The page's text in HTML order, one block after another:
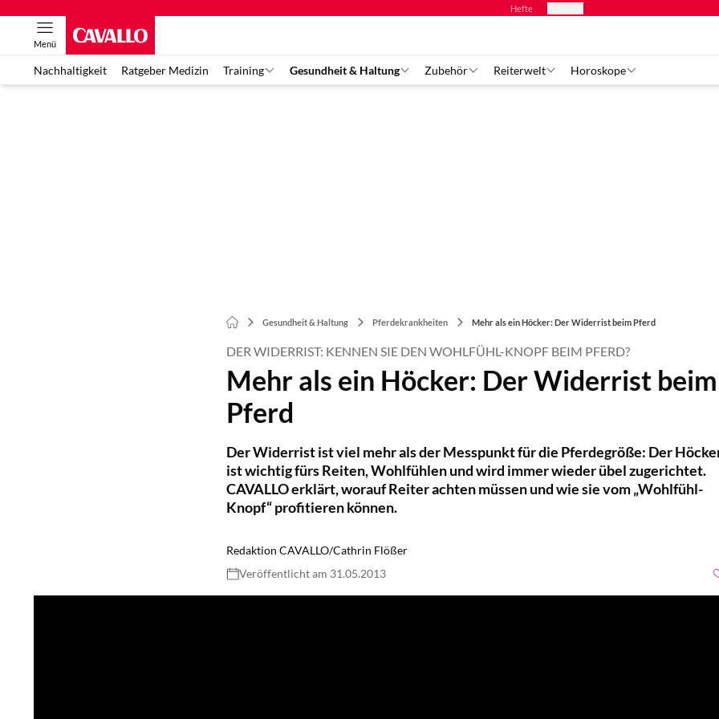
Hefte
Menü
Nachhaltigkeit Ratgeber Medizin Training Gesundheit & Haltung Zubehör Reiterwelt Horoskope
Gesundheit & Haltung Pferdekrankheiten Mehr als ein Höcker: Der Widerrist beim Pferd
DER WIDERRIST: KENNEN SIE DEN WOHLFÜHL-KNOPF BEIM PFERD?
Mehr als ein Höcker: Der Widerrist beim
Pferd
Der Widerrist ist viel mehr als der Messpunkt für die Pferdegröße: Der
ist wichtig fürs Reiten, Wohlfühlen und wird immer wieder übel zugerichtet.
CAVALLO erklärt, worauf Reiter achten müssen und wie sie vom „Wohlfühl-
Knopf“ profitieren können.
Redaktion CAVALLO/Cathrin Flößer
Veröffentlicht am 31.05.2013